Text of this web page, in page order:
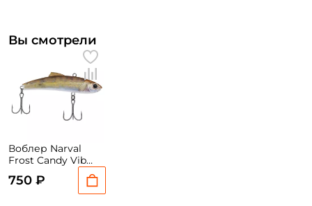
Вы смотрели
Воблер Narval
Frost Candy Vib
85мм. 26гр. #032
sinking
750 ₽